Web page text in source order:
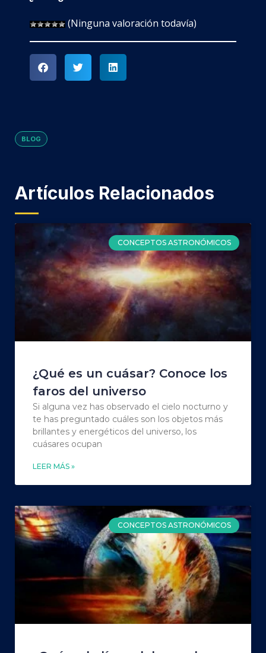
(Ninguna valoración todavía)
BLOG
Artículos Relacionados
CONCEPTOS ASTRONÓMICOS
¿Qué es un cuásar? Conoce los
faros del universo
Si alguna vez has observado el cielo nocturno y
te has preguntado cuáles son los objetos más
brillantes y energéticos del universo, los
cuásares ocupan
LEER MÁS »
CONCEPTOS ASTRONÓMICOS